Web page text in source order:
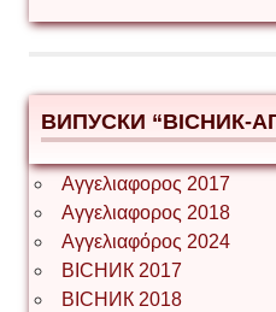
ВИПУСКИ “ВІСНИК-
Αγγελιαφορος 2017
Αγγελιαφορος 2018
Αγγελιαφόρος 2024
ВІСНИК 2017
ВІСНИК 2018